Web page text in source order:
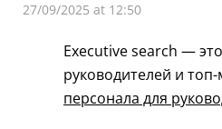
27/09/2025 at 12:50
Executive search —
руководителей и
персонала для